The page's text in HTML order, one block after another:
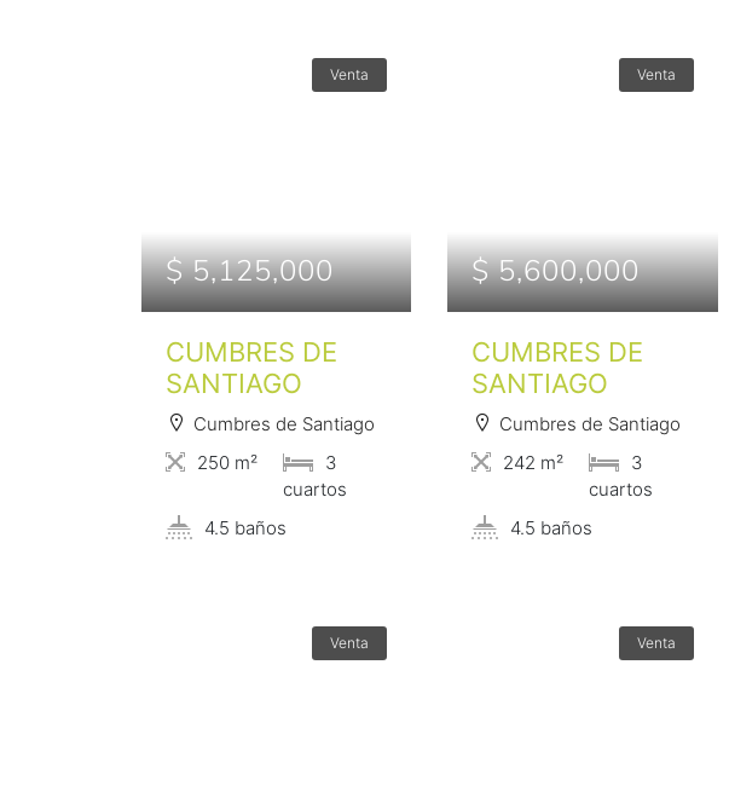
Venta
$ 5,125,000
CUMBRES DE
SANTIAGO
Cumbres de Santiago
250 m²
3
сuartos
4.5 baños
Venta
$ 5,600,000
CUMBRES DE
SANTIAGO
Cumbres de Santiago
242 m²
3
сuartos
4.5 baños
Venta Venta